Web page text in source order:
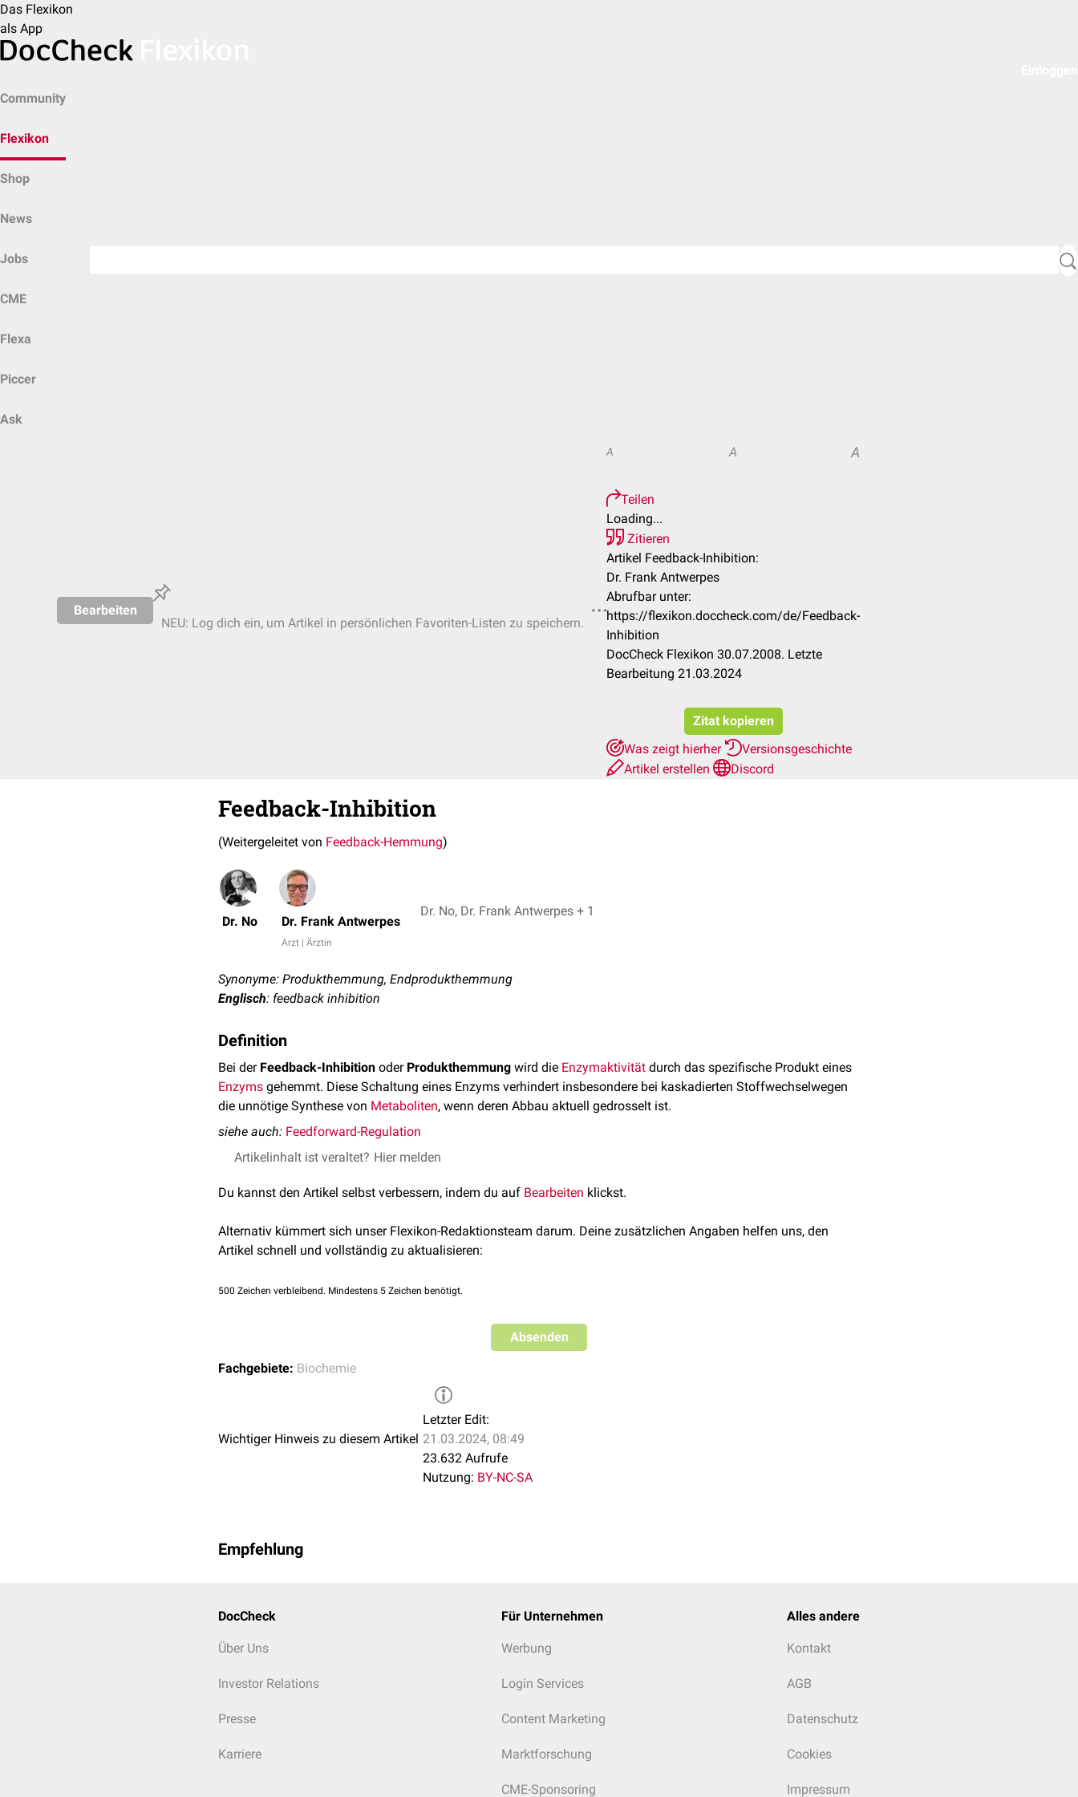
Das Flexikon
als App
Community
Flexikon
Shop
News
Jobs
CME
Flexa
Piccer
Ask
Bearbeiten
NEU: Log dich ein, um Artikel in persönlichen Favoriten-Listen zu speichern.
A A A
Teilen
Loading...
Zitieren
Artikel Feedback-Inhibition:
Dr. Frank Antwerpes
Abrufbar unter:
https://flexikon.doccheck.com/de/Feedback-
Inhibition
DocCheck Flexikon 30.07.2008. Letzte
Bearbeitung 21.03.2024
Zitat kopieren
Was zeigt hierher
Versionsgeschichte
Artikel erstellen
Discord
Feedback-Inhibition
(Weitergeleitet von Feedback-Hemmung)
Dr. No Dr. Frank Antwerpes
Arzt | Ärztin
Dr. No, Dr. Frank Antwerpes + 1
Synonyme: Produkthemmung, Endprodukthemmung
Englisch: feedback inhibition
Definition
Bei der Feedback-Inhibition oder Produkthemmung wird die Enzymaktivität durch das spezifische Produkt eines
Enzyms gehemmt. Diese Schaltung eines Enzyms verhindert insbesondere bei kaskadierten Stoffwechselwegen
die unnötige Synthese von Metaboliten, wenn deren Abbau aktuell gedrosselt ist.
siehe auch: Feedforward-Regulation
Artikelinhalt ist veraltet? Hier melden
Du kannst den Artikel selbst verbessern, indem du auf Bearbeiten klickst.
Alternativ kümmert sich unser Flexikon-Redaktionsteam darum. Deine zusätzlichen Angaben helfen uns, den
Artikel schnell und vollständig zu aktualisieren:
500 Zeichen verbleibend. Mindestens 5 Zeichen benötigt.
Absenden
Fachgebiete: Biochemie
Wichtiger Hinweis zu diesem Artikel
Letzter Edit:
21.03.2024, 08:49
23.632 Aufrufe
Nutzung: BY-NC-SA
Empfehlung
DocCheck
Über Uns
Investor Relations
Presse
Karriere
Für Unternehmen
Werbung
Login Services
Content Marketing
Marktforschung
CME-Sponsoring
Alles andere
Kontakt
AGB
Datenschutz
Cookies
Impressum